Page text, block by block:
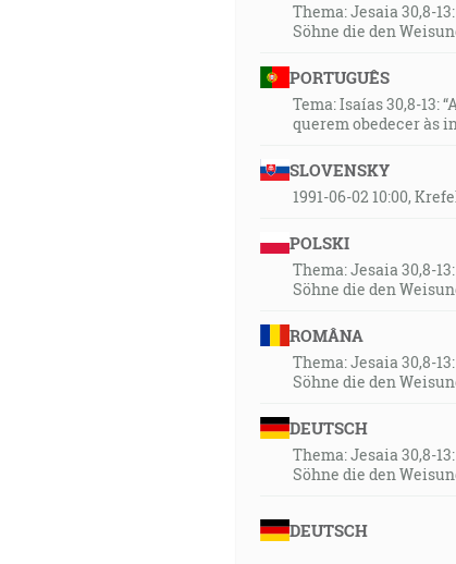
Thema: Jesaia 30,8-
Söhne die den
PORTUGUÊS
Tema: Isaías 30,8-13:
querem obedecer às
SLOVENSKY
1991-06-02 10:00,
POLSKI
Thema: Jesaia 30,8-
Söhne die den
ROMÂNA
Thema: Jesaia 30,8-
Söhne die den
DEUTSCH
Thema: Jesaia 30,8-
Söhne die den
DEUTSCH